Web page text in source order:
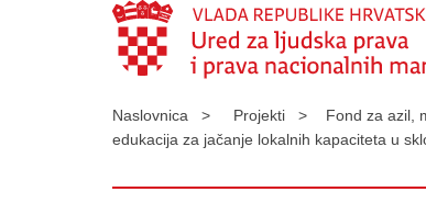
Naslovnica > Projekti > Fond za azil,
edukacija za jačanje lokalnih kapaciteta u